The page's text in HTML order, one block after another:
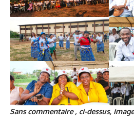
Sans commentaire , ci-dessus,